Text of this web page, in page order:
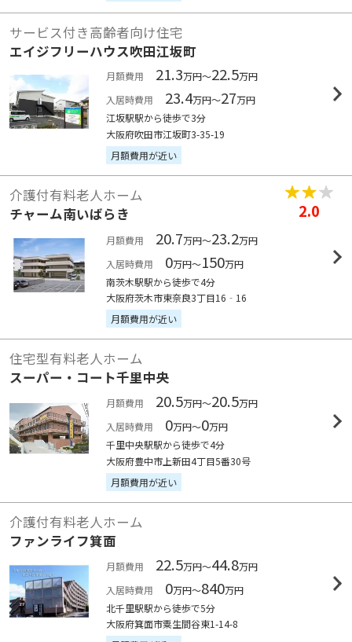
サービス付き高齢者向け住宅
エイジフリーハウス吹田江坂町
月額費用 21.3万円～22.5万円
入居時費用
23.4万円～27万円
江坂駅駅から徒歩で3分
大阪府吹田市江坂町3-35-19
月額費用が近い
介護付有料老人ホーム
チャーム南いばらき
2.0
月額費用 20.7万円～23.2万円
入居時費用
0万円～150万円
南茨木駅駅から徒歩で4分
大阪府茨木市東奈良3丁目16‐16
月額費用が近い
住宅型有料老人ホーム
スーパー・コート千里中央
月額費用 20.5万円～20.5万円
入居時費用
0万円～0万円
千里中央駅駅から徒歩で4分
大阪府豊中市上新田4丁目5番30号
月額費用が近い
介護付有料老人ホーム
ファンライフ箕面
月額費用 22.5万円～44.8万円
入居時費用
0万円～840万円
北千里駅駅から徒歩で5分
大阪府箕面市粟生間谷東1-14-8